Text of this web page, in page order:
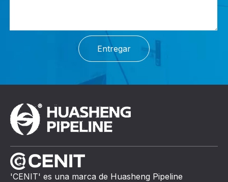
Entregar
'CENIT' es una marca de Huasheng Pipeline